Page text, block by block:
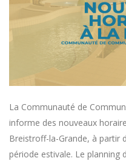
La Communauté de
informe des nouveaux
Breistroff-la-Grande, à partir
période estivale. Le planning